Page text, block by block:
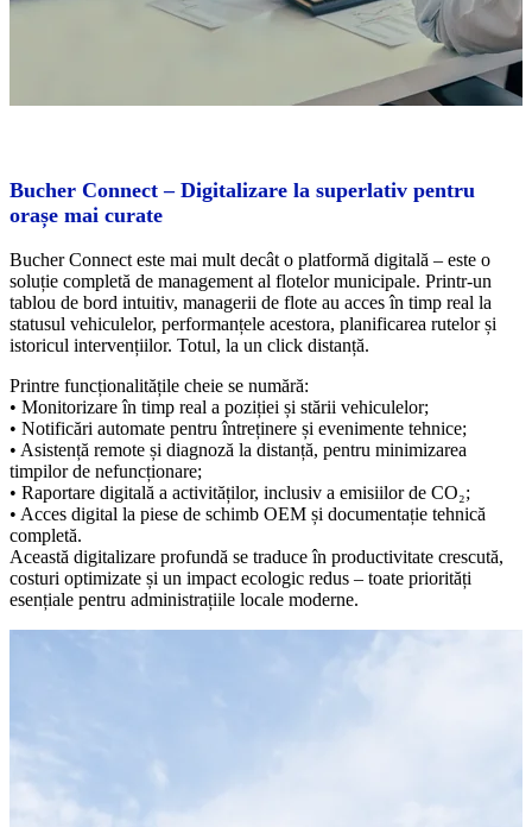
Bucher Connect – Digitalizare la superlativ pentru
orașe mai curate
Bucher Connect este mai mult decât o platformă digitală – este o
soluție completă de management al flotelor municipale. Printr-un
tablou de bord intuitiv, managerii de flote au acces în timp real la
statusul vehiculelor, performanțele acestora, planificarea rutelor și
istoricul intervențiilor. Totul, la un click distanță.
Printre funcționalitățile cheie se numără:
• Monitorizare în timp real a poziției și stării vehiculelor;
• Notificări automate pentru întreținere și evenimente tehnice;
• Asistență remote și diagnoză la distanță, pentru minimizarea
timpilor de nefuncționare;
• Raportare digitală a activităților, inclusiv a emisiilor de CO₂;
• Acces digital la piese de schimb OEM și documentație tehnică
completă.
Această digitalizare profundă se traduce în productivitate crescută,
costuri optimizate și un impact ecologic redus – toate priorități
esențiale pentru administrațiile locale moderne.